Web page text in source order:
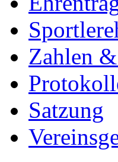
Zahlen
Satzung